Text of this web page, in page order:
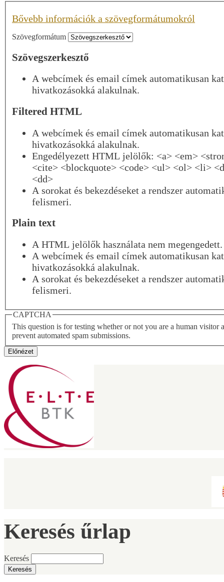
Bővebb információk a szövegformátumokról
Szövegformátum
Szövegszerkesztő
A webcímek és email címek automatikusan
hivatkozásokká alakulnak.
Filtered HTML
A webcímek és email címek automatikusan
hivatkozásokká alakulnak.
Engedélyezett HTML jelölők: <a> <em>
<cite> <blockquote> <code> <ul> <ol> <li>
<dd>
A sorokat és bekezdéseket a rendszer
felismeri.
Plain text
A HTML jelölők használata nem megengedett.
A webcímek és email címek automatikusan
hivatkozásokká alakulnak.
A sorokat és bekezdéseket a rendszer
felismeri.
CAPTCHA
This question is for testing whether or not you are a human visitor
prevent automated spam submissions.
Keresés űrlap
Keresés